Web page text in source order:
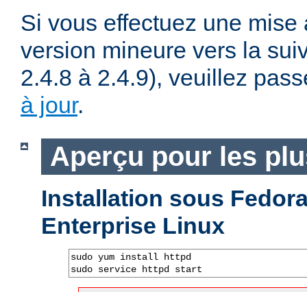
Si vous effectuez une
version mineure vers la
2.4.8 à 2.4.9), veuillez
à jour.
Aperçu pour les
Installation sous
Enterprise Linux
sudo yum install httpd
sudo service httpd start